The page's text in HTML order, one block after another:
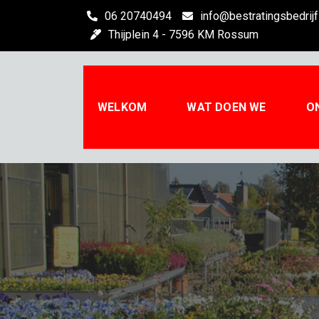
06 20740494
Thijplein 4 - 7596 KM Rossum
WELKOM WAT DOEN WE